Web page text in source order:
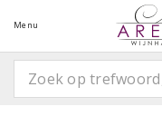
Menu